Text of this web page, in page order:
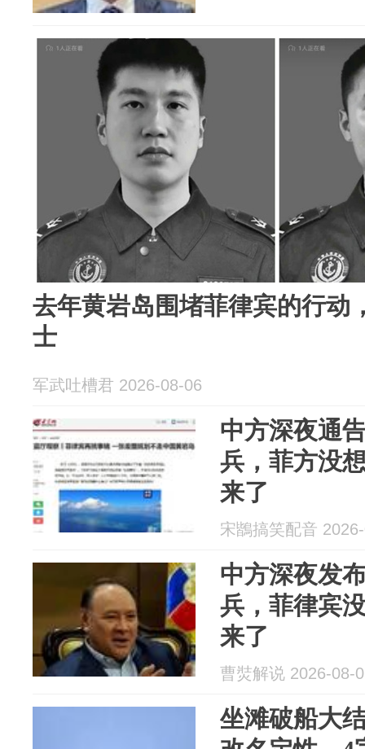
去年黄岩岛围堵菲律宾的行动
士
军武吐槽君 2026-08-06
中方深夜通
兵，菲方没
来了
宋鶛搞笑配音
中方深夜发
兵，菲律宾
来了
曹焋解说 2026-08-
坐滩破船大